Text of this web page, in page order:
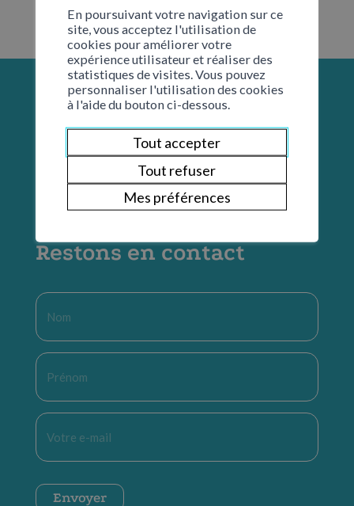
Restons en contact
Nom
Prénom
E-
mail
CAPTCHA
Envoyer
En poursuivant votre navigation sur ce
site, vous acceptez l'utilisation de
cookies pour améliorer votre
expérience utilisateur et réaliser des
statistiques de visites. Vous pouvez
personnaliser l'utilisation des cookies
à l'aide du bouton ci-dessous.
Tout accepter
Tout refuser
Mes préférences